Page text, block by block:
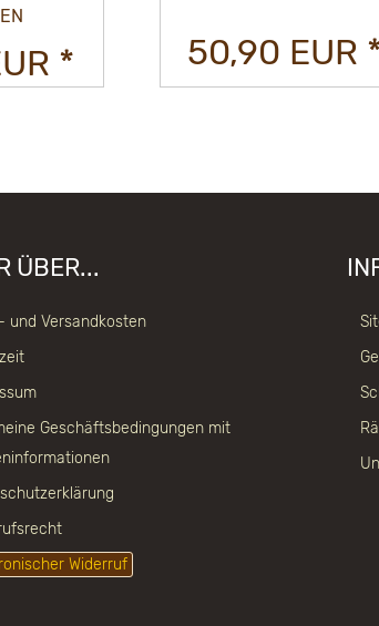
* 49,90 EUR
ÜBER...
und Versandkosten
Geschäftsbedingungen mit
Widerruf